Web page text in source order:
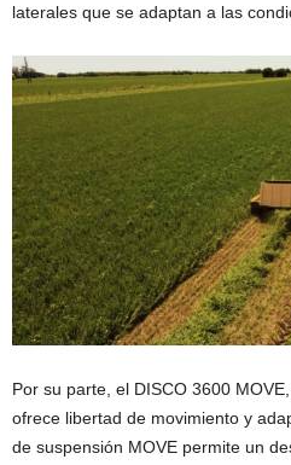
laterales que se adaptan a las
Por su parte, el DISCO 3600
ofrece libertad de movimiento y
de suspensión MOVE permite un